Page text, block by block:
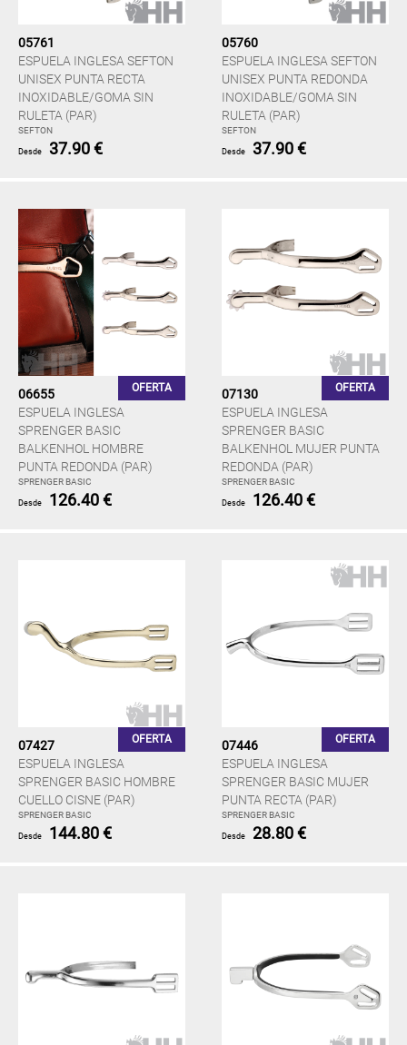
05761
ESPUELA INGLESA SEFTON
UNISEX PUNTA RECTA
INOXIDABLE/GOMA SIN
RULETA (PAR)
SEFTON
Desde 37.90 €
05760
ESPUELA INGLESA SEFTON
UNISEX PUNTA REDONDA
INOXIDABLE/GOMA SIN
RULETA (PAR)
SEFTON
Desde 37.90 €
06655 OFERTA
ESPUELA INGLESA
SPRENGER BASIC
BALKENHOL HOMBRE
PUNTA REDONDA (PAR)
SPRENGER BASIC
Desde 126.40 €
07130 OFERTA
ESPUELA INGLESA
SPRENGER BASIC
BALKENHOL MUJER PUNTA
REDONDA (PAR)
SPRENGER BASIC
Desde 126.40 €
07427 OFERTA
ESPUELA INGLESA
SPRENGER BASIC HOMBRE
CUELLO CISNE (PAR)
SPRENGER BASIC
Desde 144.80 €
07446 OFERTA
ESPUELA INGLESA
SPRENGER BASIC MUJER
PUNTA RECTA (PAR)
SPRENGER BASIC
Desde 28.80 €